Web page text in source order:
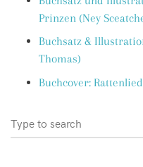
Prinzen (Ney
Buchsatz &
Thomas)
Buchcover:
Search
for: